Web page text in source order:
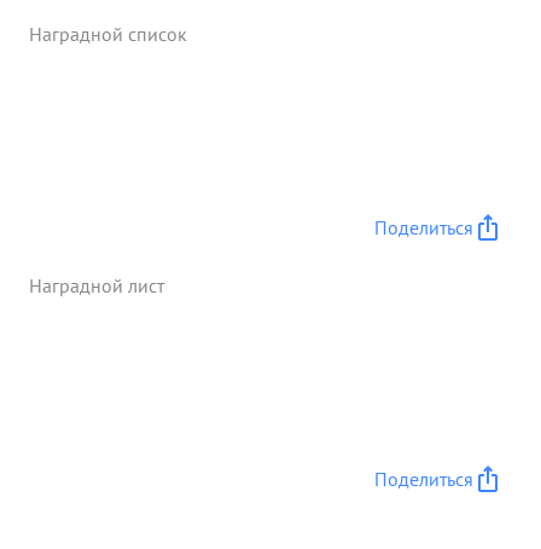
Наградной список
Поделиться
Наградной лист
Поделиться